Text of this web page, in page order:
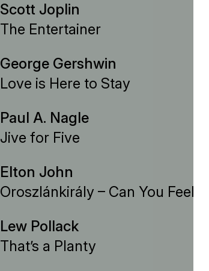
Scott Joplin
The Entertainer
George Gershwin
Love is Here to Stay
Paul A. Nagle
Jive for Five
Elton John
Oroszlánkirály – Can You Feel
Lew Pollack
That’s a Planty